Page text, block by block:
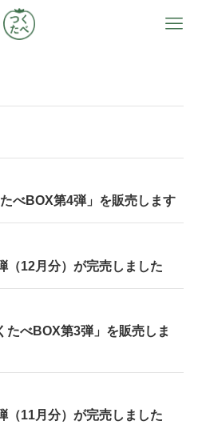
べBOX第4弾」を販売します
（12月分）が完売しました
たべBOX第3弾」を販売しま
（11月分）が完売しました